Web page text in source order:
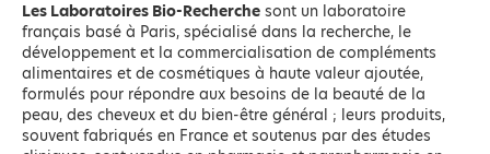
Les Laboratoires Bio-Recherche sont un laboratoire
français basé à Paris, spécialisé dans la recherche, le
développement et la commercialisation de compléments
alimentaires et de cosmétiques à haute valeur ajoutée,
formulés pour répondre aux besoins de la beauté de la
peau, des cheveux et du bien-être général ; leurs produits,
souvent fabriqués en France et soutenus par des études